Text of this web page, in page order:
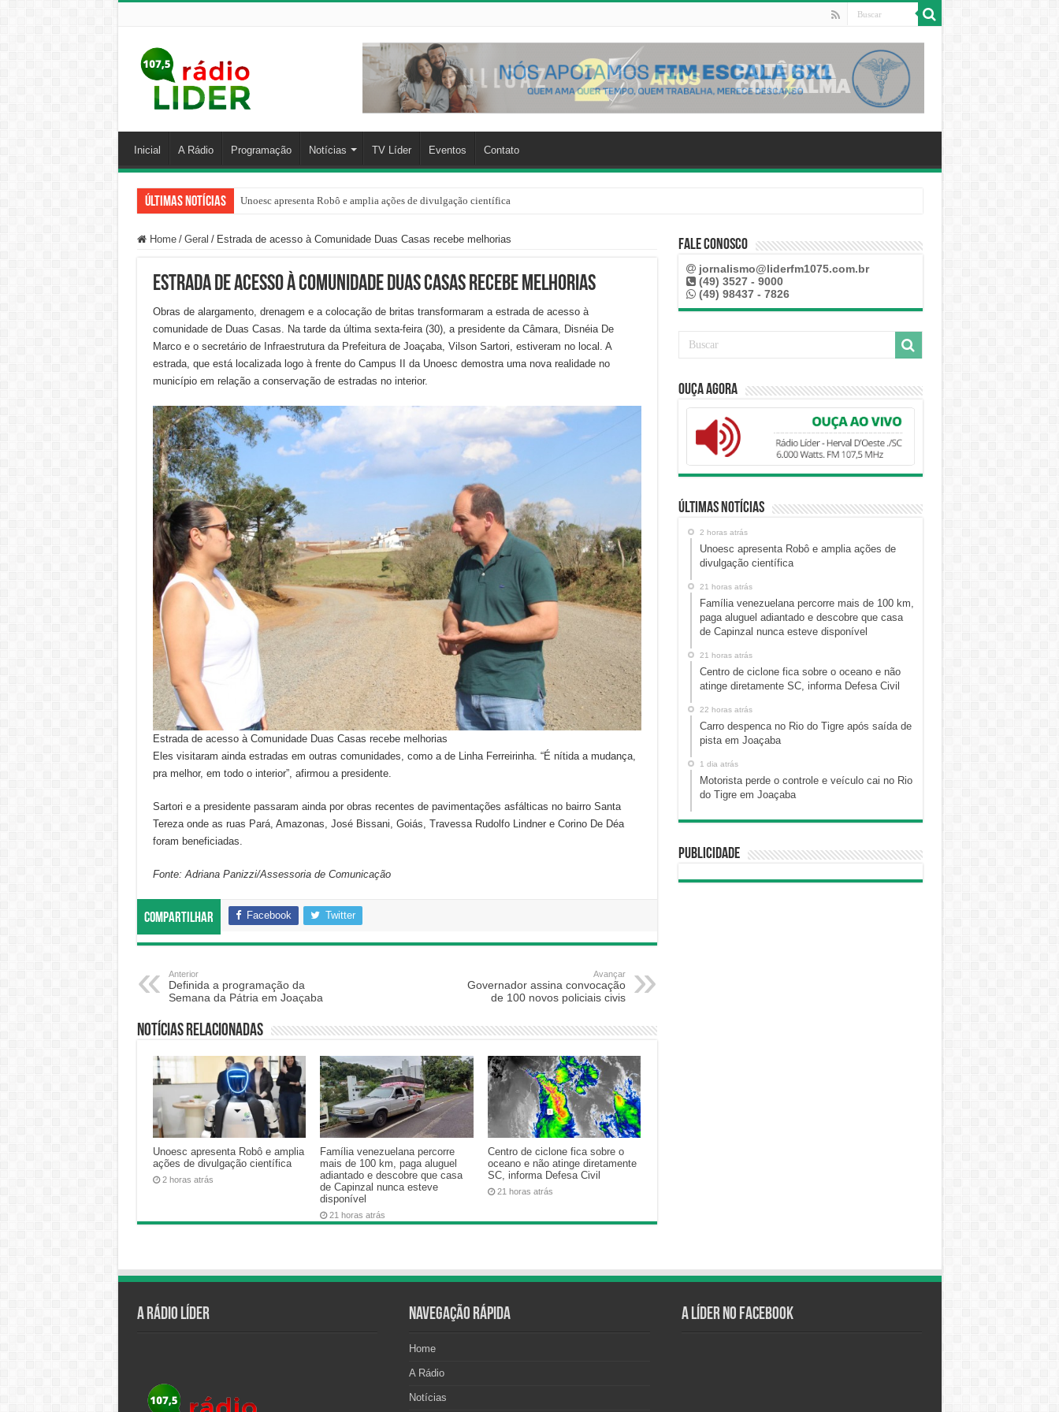
Inicial A Rádio Programação Notícias TV Líder Eventos Contato
Últimas Notícias Unoesc apresenta Robô e amplia ações de divulgação científica
Família venezuelana percorre mais de 100 km, paga aluguel adiantado e descobre que casa de Capinzal nunca esteve disponível
Home / Geral / Estrada de acesso à Comunidade Duas Casas recebe melhorias
Estrada de acesso à Comunidade Duas Casas recebe melhorias
Obras de alargamento, drenagem e a colocação de britas transformaram a estrada de acesso à
comunidade de Duas Casas. Na tarde da última sexta-feira (30), a presidente da Câmara, Disnéia De
Marco e o secretário de Infraestrutura da Prefeitura de Joaçaba, Vilson Sartori, estiveram no local. A
estrada, que está localizada logo à frente do Campus II da Unoesc demostra uma nova realidade no
município em relação a conservação de estradas no interior.
Estrada de acesso à Comunidade Duas Casas recebe melhorias
Eles visitaram ainda estradas em outras comunidades, como a de Linha Ferreirinha. “É nítida a mudança,
pra melhor, em todo o interior”, afirmou a presidente.
Sartori e a presidente passaram ainda por obras recentes de pavimentações asfálticas no bairro Santa
Tereza onde as ruas Pará, Amazonas, José Bissani, Goiás, Travessa Rudolfo Lindner e Corino De Déa
foram beneficiadas.
Fonte: Adriana Panizzi/Assessoria de Comunicação
Compartilhar Facebook Twitter
Anterior
Definida a programação da
Semana da Pátria em Joaçaba
Avançar
Governador assina convocação
de 100 novos policiais civis
Notícias relacionadas
Unoesc apresenta Robô e amplia
ações de divulgação científica
2 horas atrás
Família venezuelana percorre
mais de 100 km, paga aluguel
adiantado e descobre que casa
de Capinzal nunca esteve
disponível
21 horas atrás
Centro de ciclone fica sobre o
oceano e não atinge diretamente
SC, informa Defesa Civil
21 horas atrás
Fale Conosco
jornalismo@liderfm1075.com.br
(49) 3527 - 9000
(49) 98437 - 7826
Ouça Agora
Últimas Notícias
2 horas atrás
Unoesc apresenta Robô e amplia ações de
divulgação científica
21 horas atrás
Família venezuelana percorre mais de 100 km,
paga aluguel adiantado e descobre que casa
de Capinzal nunca esteve disponível
21 horas atrás
Centro de ciclone fica sobre o oceano e não
atinge diretamente SC, informa Defesa Civil
22 horas atrás
Carro despenca no Rio do Tigre após saída de
pista em Joaçaba
1 dia atrás
Motorista perde o controle e veículo cai no Rio
do Tigre em Joaçaba
Publicidade
A Rádio Líder Navegação Rápida
Home
A Rádio
Notícias
A Líder no Facebook